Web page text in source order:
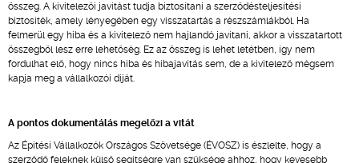
összeg. A kivitelezői javítást tudja biztosítani a szerződésteljesítési
biztosíték, amely lényegében egy visszatartás a részszámlákból. Ha
felmerül egy hiba és a kivitelező nem hajlandó javítani, akkor a visszatartott
összegből lesz erre lehetőség. Ez az összeg is lehet letétben, így nem
fordulhat elő, hogy nincs hiba és hibajavítás sem, de a kivitelező mégsem
kapja meg a vállalkozói díját.
A pontos dokumentálás megelőzi a vitát
Az Építési Vállalkozók Országos Szövetsége (ÉVOSZ) is észlelte, hogy a
szerződő feleknek külső segítségre van szüksége ahhoz, hogy kevesebb